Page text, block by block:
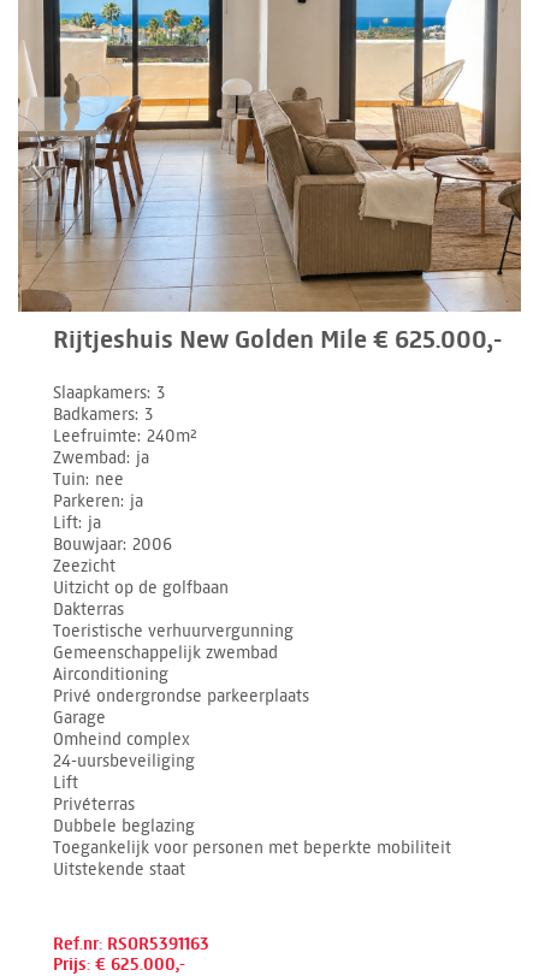
Rijtjeshuis New Golden Mile € 625.000,-
Slaapkamers 3
Badkamers 3
Leefruimte 240m²
Zwembad ja
Tuin nee
Parkeren ja
Lift ja
Bouwjaar 2006
Zeezicht
Uitzicht op de golfbaan
Dakterras
Toeristische verhuurvergunning
Gemeenschappelijk zwembad
Airconditioning
Privé ondergrondse parkeerplaats
Garage
Omheind complex
24-uursbeveiliging
Lift
Privéterras
Dubbele beglazing
Toegankelijk voor personen met beperkte mobiliteit
Uitstekende staat
Ref.nr: RSOR5391163
Prijs: € 625.000,-